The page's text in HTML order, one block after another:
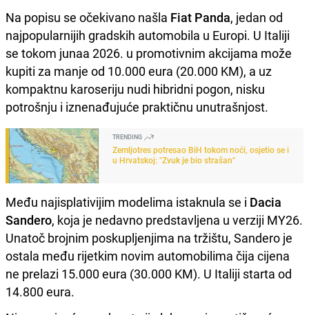
Na popisu se očekivano našla Fiat Panda, jedan od
najpopularnijih gradskih automobila u Europi. U Italiji
se tokom junaa 2026. u promotivnim akcijama može
kupiti za manje od 10.000 eura (20.000 KM), a uz
kompaktnu karoseriju nudi hibridni pogon, nisku
potrošnju i iznenađujuće praktičnu unutrašnjost.
TRENDING
Zemljotres potresao BiH tokom noći, osjetio se i
u Hrvatskoj: "Zvuk je bio strašan"
Među najisplativijim modelima istaknula se i Dacia
Sandero, koja je nedavno predstavljena u verziji MY26.
Unatoč brojnim poskupljenjima na tržištu, Sandero je
ostala među rijetkim novim automobilima čija cijena
ne prelazi 15.000 eura (30.000 KM). U Italiji starta od
14.800 eura.